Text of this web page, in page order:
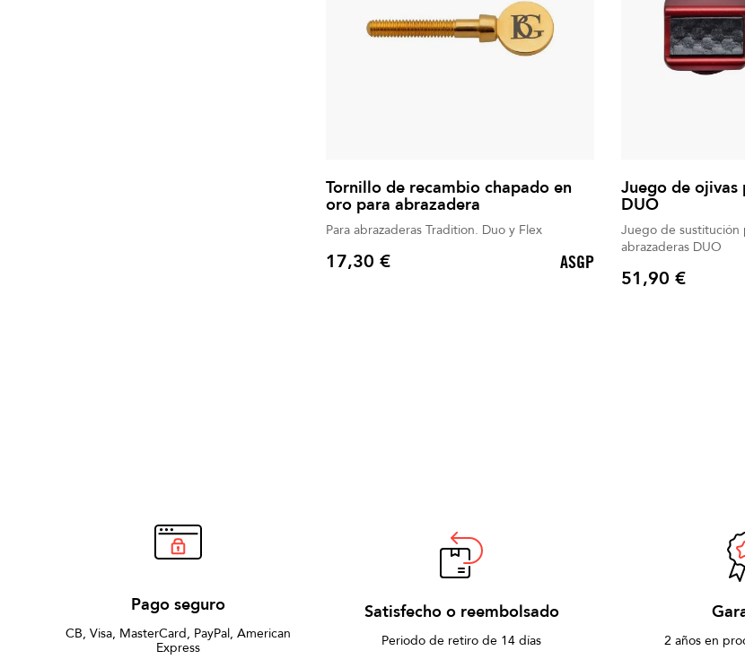
Tornillo de recambio chapado en
oro para abrazadera
Para abrazaderas Tradition. Duo y Flex
Precio
17,30 € ASGP
Juego de ojivas
DUO
Juego de sustitución
abrazaderas DUO
Precio
51,90 €
Pago seguro
CB, Visa, MasterCard, PayPal, American
Express
Satisfecho o reembolsado
Periodo de retiro de 14 días 2 años en